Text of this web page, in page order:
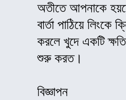
অতীতে আপনাকে
বার্তা পাঠিয়ে
করলে খুদে একটি
শুরু করত।
বিজ্ঞাপন